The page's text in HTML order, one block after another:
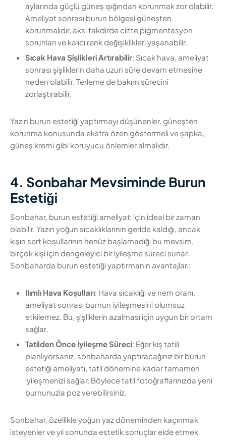
aylarında güçlü güneş ışığından korunmak zor olabilir.
Ameliyat sonrası burun bölgesi güneşten
korunmalıdır, aksi takdirde ciltte pigmentasyon
sorunları ve kalıcı renk değişiklikleri yaşanabilir.
Sıcak Hava Şişlikleri Artırabilir: Sıcak hava, ameliyat
sonrası şişliklerin daha uzun süre devam etmesine
neden olabilir. Terleme de bakım sürecini
zorlaştırabilir.
Yazın burun estetiği yaptırmayı düşünenler, güneşten
korunma konusunda ekstra özen göstermeli ve şapka,
güneş kremi gibi koruyucu önlemler almalıdır.
4. Sonbahar Mevsiminde Burun
Estetiği
Sonbahar, burun estetiği ameliyatı için ideal bir zaman
olabilir. Yazın yoğun sıcaklıklarının geride kaldığı, ancak
kışın sert koşullarının henüz başlamadığı bu mevsim,
birçok kişi için dengeleyici bir iyileşme süreci sunar.
Sonbaharda burun estetiği yaptırmanın avantajları:
Ilımlı Hava Koşulları: Hava sıcaklığı ve nem oranı,
ameliyat sonrası burnun iyileşmesini olumsuz
etkilemez. Bu, şişliklerin azalması için uygun bir ortam
sağlar.
Tatilden Önce İyileşme Süreci: Eğer kış tatili
planlıyorsanız, sonbaharda yaptıracağınız bir burun
estetiği ameliyatı, tatil dönemine kadar tamamen
iyileşmenizi sağlar. Böylece tatil fotoğraflarınızda yeni
burnunuzla poz verebilirsiniz.
Sonbahar, özellikle yoğun yaz döneminden kaçınmak
isteyenler ve yıl sonunda estetik sonuçlar elde etmek